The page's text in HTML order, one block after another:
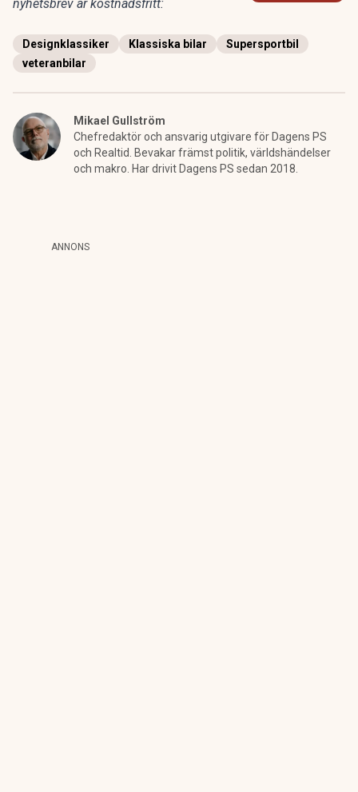
nyhetsbrev är kostnadsfritt:
Designklassiker Klassiska bilar
Supersportbil
veteranbilar
Mikael Gullström
Chefredaktör och ansvarig utgivare för Dagens PS
och Realtid. Bevakar främst politik, världshändelser
och makro. Har drivit Dagens PS sedan 2018.
ANNONS